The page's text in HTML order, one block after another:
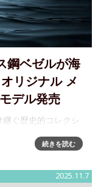
鋼ベゼルが海
リジナル メ
デル発売
継ぐ歴史的コレクシ
300本限定モデルを
続きを読む
2025.11.7